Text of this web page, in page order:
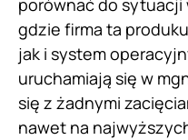
porównać do sytuacji
gdzie firma ta
jak i system
uruchamiają się w
się z żadnymi
nawet na